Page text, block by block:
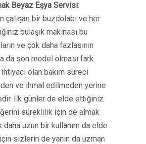
Beyaz Eşya Servisi:
çalışan bir buzdolabı ve her
bulaşık makinası bu
ve çok daha fazlasının
da son model olması fark
olan bakım süreci
ve ihmal edilmeden yerine
İlk günler de elde ettiğiniz
süreklilik için de almak
daha uzun bir kullanım da elde
sizlerin de yanın da uzman